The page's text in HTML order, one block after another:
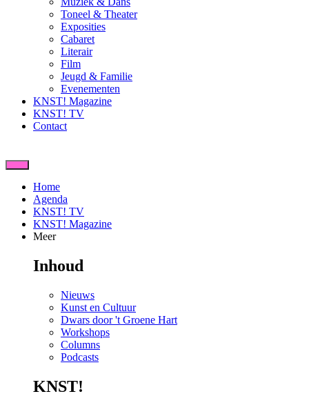
Toneel & Theater
Exposities
Cabaret
Literair
Film
Jeugd & Familie
Evenementen
KNST! Magazine
KNST! TV
Contact
Home
Agenda
KNST! TV
KNST! Magazine
Meer
Inhoud
Nieuws
Kunst en Cultuur
Dwars door 't Groene Hart
Workshops
Columns
Podcasts
KNST!